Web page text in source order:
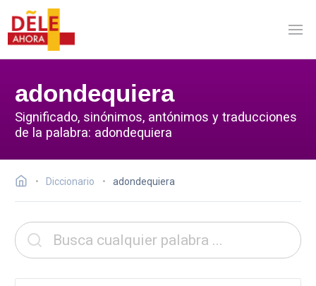
adondequiera
Significado, sinónimos, antónimos y traducciones
de la palabra: adondequiera
Diccionario adondequiera